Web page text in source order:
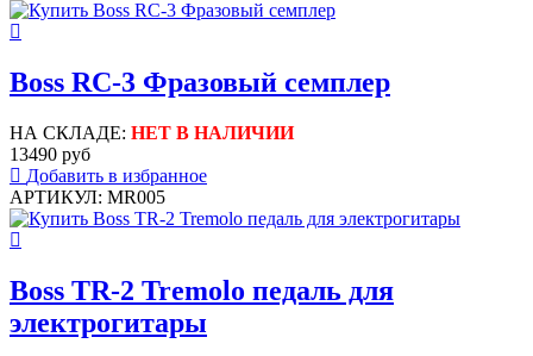
Boss RC-3 Фразовый семплер
НА СКЛАДЕ: НЕТ В НАЛИЧИИ
13490 руб
Добавить в избранное
АРТИКУЛ: MR005
Boss TR-2 Tremolo педаль для
электрогитары